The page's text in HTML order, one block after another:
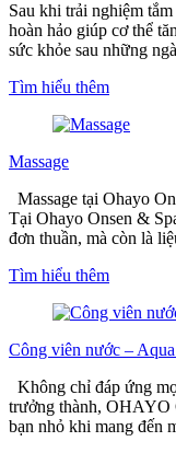
Sau khi trải nghiệm
hoàn hảo giúp cơ thể
sức khỏe sau những
Tìm hiểu thêm
Massage
Massage tại Ohayo
Tại Ohayo Onsen &
đơn thuần, mà còn là
Tìm hiểu thêm
Công viên nước –
Không chỉ đáp ứng
trưởng thành, OHAYO
bạn nhỏ khi mang đến